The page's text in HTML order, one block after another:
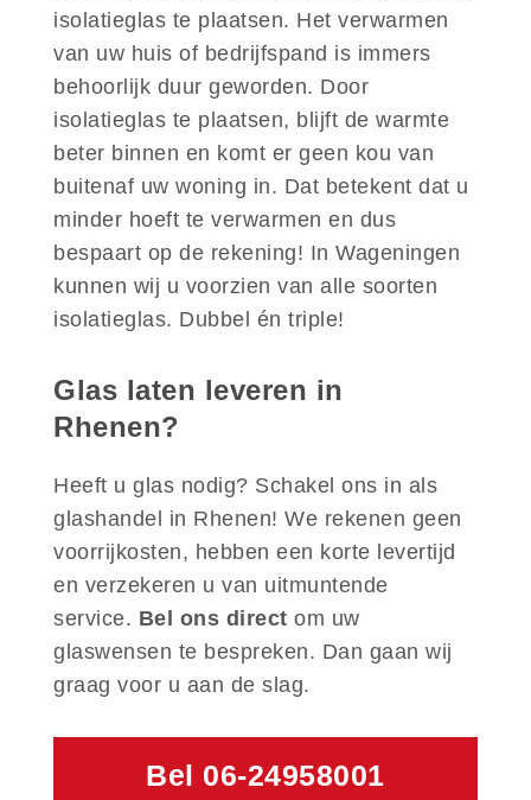
isolatieglas te plaatsen. Het verwarmen
van uw huis of bedrijfspand is immers
behoorlijk duur geworden. Door
isolatieglas te plaatsen, blijft de warmte
beter binnen en komt er geen kou van
buitenaf uw woning in. Dat betekent dat u
minder hoeft te verwarmen en dus
bespaart op de rekening! In Wageningen
kunnen wij u voorzien van alle soorten
isolatieglas. Dubbel én triple!
Glas laten leveren in
Rhenen?
Heeft u glas nodig? Schakel ons in als
glashandel in Rhenen! We rekenen geen
voorrijkosten, hebben een korte levertijd
en verzekeren u van uitmuntende
service. Bel ons direct om uw
glaswensen te bespreken. Dan gaan wij
graag voor u aan de slag.
Bel 06-24958001